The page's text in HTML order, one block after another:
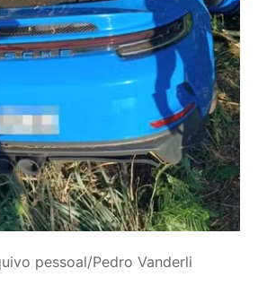
pessoal/Pedro Vanderli